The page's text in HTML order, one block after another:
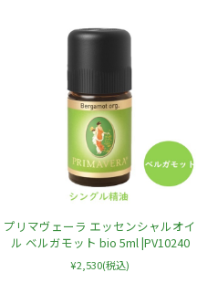
プリマヴェーラ エッセンシャルオイ
ル ベルガモット bio 5ml |PV10240
¥2,530(税込)